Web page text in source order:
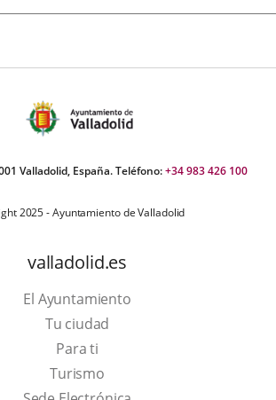
Valladolid, España. Teléfono:+34 983 426 100
2025 - Ayuntamiento de Valladolid
valladolid.es
El Ayuntamiento
Tu ciudad
Para ti
TurismoThis